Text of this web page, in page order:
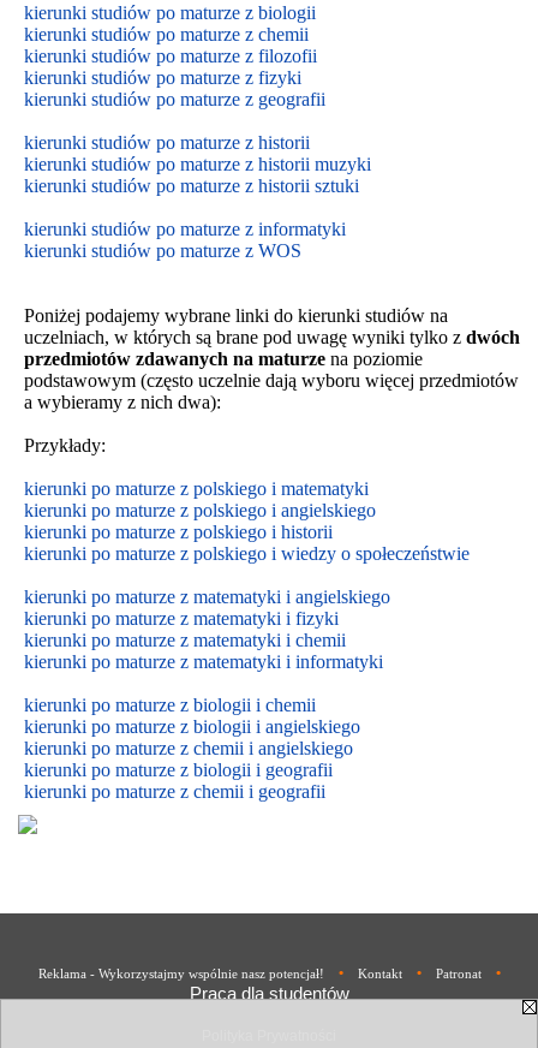
kierunki studiów po maturze z biologii
kierunki studiów po maturze z chemii
kierunki studiów po maturze z filozofii
kierunki studiów po maturze z fizyki
kierunki studiów po maturze z geografii
kierunki studiów po maturze z historii
kierunki studiów po maturze z historii muzyki
kierunki studiów po maturze z historii sztuki
kierunki studiów po maturze z informatyki
kierunki studiów po maturze z WOS
Poniżej podajemy wybrane linki do kierunki studiów na
uczelniach, w których są brane pod uwagę wyniki tylko z dwóch
przedmiotów zdawanych na maturze na poziomie
podstawowym (często uczelnie dają wyboru więcej przedmiotów
a wybieramy z nich dwa):
Przykłady:
kierunki po maturze z polskiego i matematyki
kierunki po maturze z polskiego i angielskiego
kierunki po maturze z polskiego i historii
kierunki po maturze z polskiego i wiedzy o społeczeństwie
kierunki po maturze z matematyki i angielskiego
kierunki po maturze z matematyki i fizyki
kierunki po maturze z matematyki i chemii
kierunki po maturze z matematyki i informatyki
kierunki po maturze z biologii i chemii
kierunki po maturze z biologii i angielskiego
kierunki po maturze z chemii i angielskiego
kierunki po maturze z biologii i geografii
kierunki po maturze z chemii i geografii
Reklama - Wykorzystajmy wspólnie nasz potencjał! • Kontakt • Patronat •
Praca dla studentów